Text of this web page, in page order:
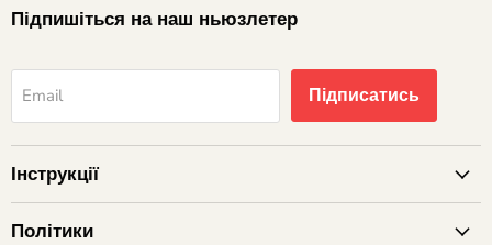
FacebookInstagram
Підпишіться на наш ньюзлетер
Email Підписатись
Інструкції
Політики